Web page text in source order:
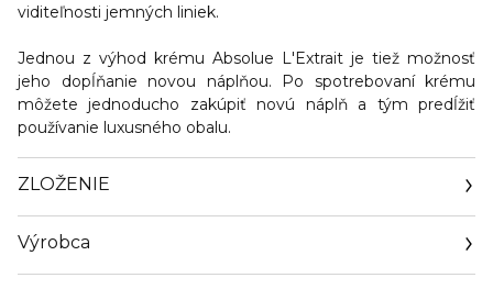
viditeľnosti jemných liniek.
Jednou z výhod krému Absolue L'Extrait je tiež možnosť
jeho dopĺňanie novou náplňou. Po spotrebovaní krému
môžete jednoducho zakúpiť novú náplň a tým predĺžiť
používanie luxusného obalu.
ZLOŽENIE
Výrobca